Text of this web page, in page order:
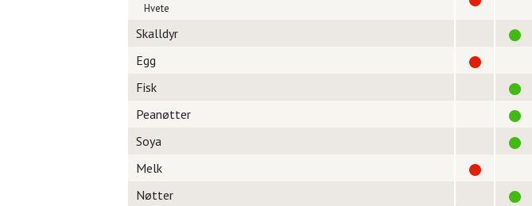
Hvete
Skalldyr
Egg
Fisk
Peanøtter
Soya
Melk
Nøtter